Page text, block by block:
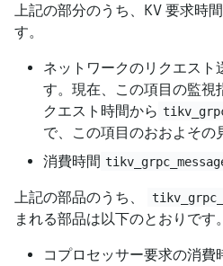
上記の部分のうち、KV 要求時
す。
ネットワークのリクエスト
す。現在、この項目の監視
クエスト時間から
で、この項目のおおよその
消費時間
上記の部品のうち、
まれる部品は以下のとおりです。
コプロセッサー要求の消費